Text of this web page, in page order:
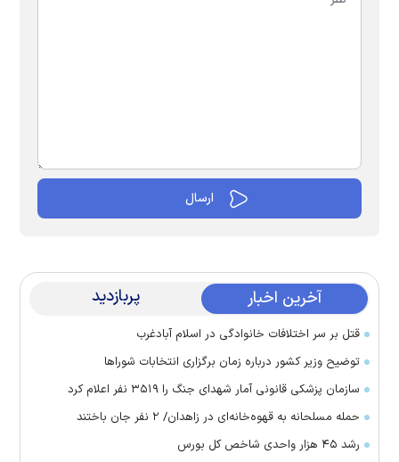
آخرین اخبار پربازدید
قتل بر سر اختلافات خانوادگی در اسلام آبادغرب
توضیح وزیر کشور درباره زمان برگزاری انتخابات شورا‌ها
سازمان پزشکی قانونی آمار شهدای جنگ را ۳۵۱۹ نفر اعلام کرد
حمله مسلحانه به قهوه‌خانه‌ای در زاهدان/ ۲ نفر جان باختند
رشد ۴۵ هزار واحدی شاخص کل بورس